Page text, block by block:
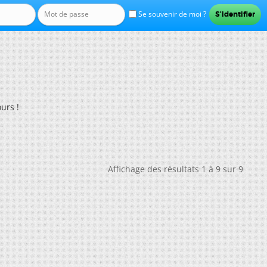
Se souvenir de moi ?
!
Affichage des résultats 1 à 9 sur 9